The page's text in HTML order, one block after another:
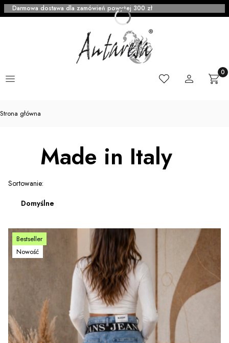
Darmowa dostawa dla zamówień powyżej 300 zł
Menu UlubioneZaloguj się
Strona główna
Made in Italy
Lista produktów
Sortowanie:
Domyślne
Bestseller
Nowość